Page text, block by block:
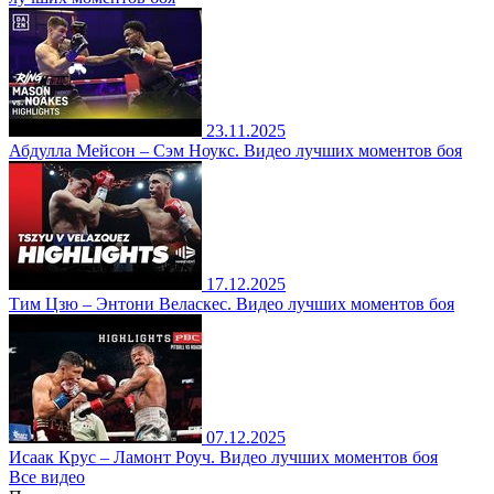
23.11.2025
Абдулла Мейсон – Сэм Ноукс. Видео лучших моментов боя
17.12.2025
Тим Цзю – Энтони Веласкес. Видео лучших моментов боя
07.12.2025
Исаак Крус – Ламонт Роуч. Видео лучших моментов боя
Все видео